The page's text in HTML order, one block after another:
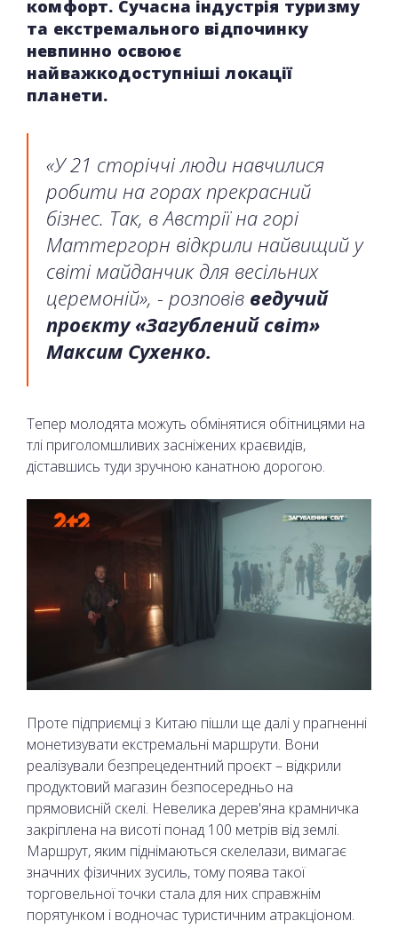
комфорт. Сучасна індустрія туризму
та екстремального відпочинку
невпинно освоює
найважкодоступніші локації
планети.
«У 21 сторіччі люди навчилися
робити на горах прекрасний
бізнес. Так, в Австрії на горі
Маттергорн відкрили найвищий у
світі майданчик для весільних
церемоній», - розповів ведучий
проєкту «Загублений світ»
Максим Сухенко.
Тепер молодята можуть обмінятися обітницями на
тлі приголомшливих засніжених краєвидів,
діставшись туди зручною канатною дорогою.
Проте підприємці з Китаю пішли ще далі у прагненні
монетизувати екстремальні маршрути. Вони
реалізували безпрецедентний проєкт – відкрили
продуктовий магазин безпосередньо на
прямовисній скелі. Невелика дерев'яна крамничка
закріплена на висоті понад 100 метрів від землі.
Маршрут, яким піднімаються скелелази, вимагає
значних фізичних зусиль, тому поява такої
торговельної точки стала для них справжнім
порятунком і водночас туристичним атракціоном.